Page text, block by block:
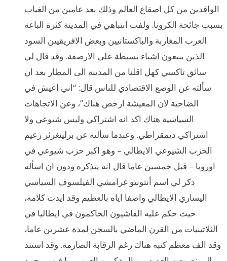
الوافدين من كل اصقاع العالم وذلك بعد عامين من الغياب
بسبب جائحة الكرونا. ولفت انتباهي في المدينة كثرة الباعة
العرب المغاربة والباكستانيين وبعض الافريقيين السود
الذين يبيعون اشياء بسيطة على الارصفة. وقد قال لي
سائق تاكسي كهل اقلنا من المدينة الى المطار بعد ان
سألته عن الوضع الاقتصادي للناس قال: “اني اعيش في
الضاحية لان المعيشة ارخص هناك”، وعن الاتجاهات
السياسية هناك اكد انه اشتراكي وليس شيوعي ولا
اشتراكي ديمقراطي. وعندما سألته عن برلينغرئر زعيم
الحزب الشيوعي الايطالي – وهو اكبر حزب شيوعي في
اوروبا – قبل خمسين عاما قال انه يتذكره ودون ان اسأله
ذكر لي اسم أنتونيو غرامشي الفيلسوف السياسي
اليساري الايطالي واصفا اياه بالعظيم وقد ايدت كلامه،
حيث حكم عليه الفاشيون الحاكمون في ايطاليا في
الثلاثينيات من القرن الماضي بالسجن لمدة عشرين عاما،
وقد الف معظم كتبه هناك رغم الرقابة الصارمة. وقد استند